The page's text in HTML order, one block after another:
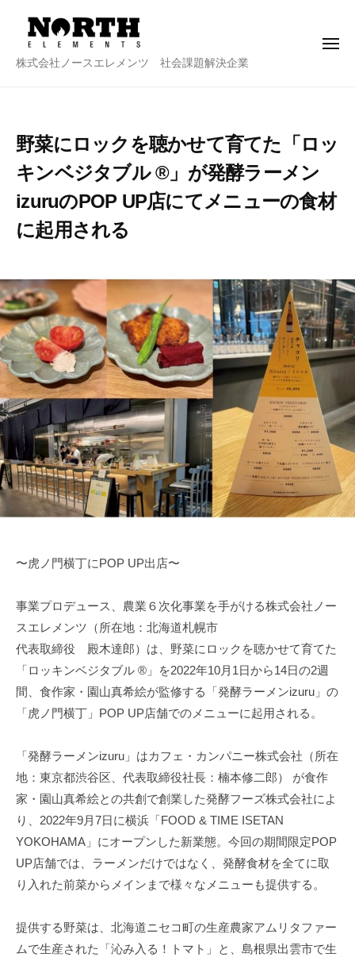
株
ノ
ー
ス
レ
ン
ツ
株式会社ノースエレメンツ 社会課題解決企業
メ
野菜にロックを聴かせて育てた「ロッ
キンベジタブル ®︎」が発酵ラーメン
izuruのPOP UP店にてメニューの食材
に起用される
0
2
2
年
1
0
月
1
日
y
n
o
r
t
h
e
-
a
d
m
i
〜虎ノ門横丁にPOP UP出店〜
事業プロデュース、農業６次化事業を手がける株式会社ノー
スエレメンツ（所在地：北海道札幌市
代表取締役 殿木達郎）は、野菜にロックを聴かせて育てた
「ロッキンベジタブル ®︎」を2022年10月1日から14日の2週
間、食作家・園山真希絵が監修する「発酵ラーメンizuru」の
「虎ノ門横丁」POP UP店舗でのメニューに起用される。
「発酵ラーメンizuru」はカフェ・カンパニー株式会社（所在
地：東京都渋谷区、代表取締役社長：楠本修二郎） が食作
家・園山真希絵との共創で創業した発酵フーズ株式会社によ
り、2022年9月7日に横浜「FOOD & TIME ISETAN
YOKOHAMA」にオープンした新業態。今回の期間限定POP
UP店舗では、ラーメンだけではなく、発酵食材を全てに取
り入れた前菜からメインまで様々なメニューも提供する。
提供する野菜は、北海道ニセコ町の生産農家アムリタファー
ムで生産された「沁み入る！トマト」と、島根県出雲市で生
式
会
社
エ
レ
メ
ツ